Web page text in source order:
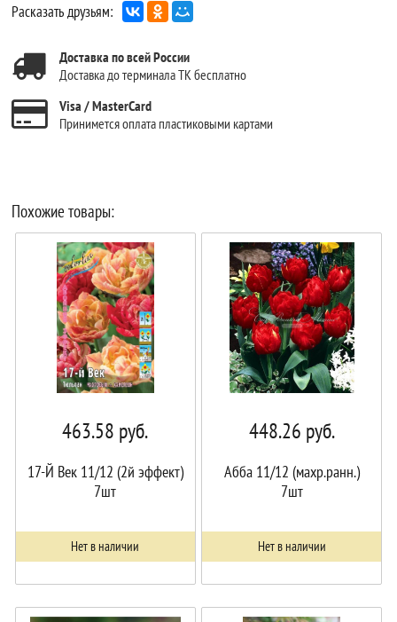
Расказать друзьям:
Доставка по всей России
Доставка до терминала ТК бесплатно
Visa / MasterCard
Принимется оплата пластиковыми картами
Похожие товары:
463.58 руб.
17-Й Век 11/12 (2й эффект)
7шт
Нет в наличии
448.26 руб.
Абба 11/12 (махр.ранн.)
7шт
Нет в наличии